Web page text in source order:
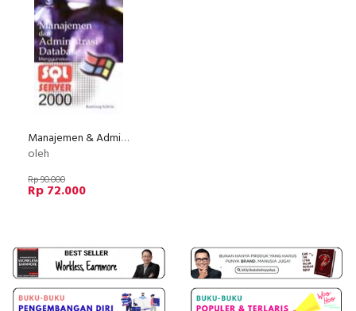
Manajemen & Administrasi Database Menggunakan SQL Server 2000
oleh
Rp 90.000
Rp 72.000